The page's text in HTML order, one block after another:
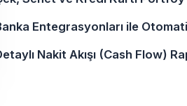
Entegrasyonları ile
Nakit Akışı (Cash Flow)